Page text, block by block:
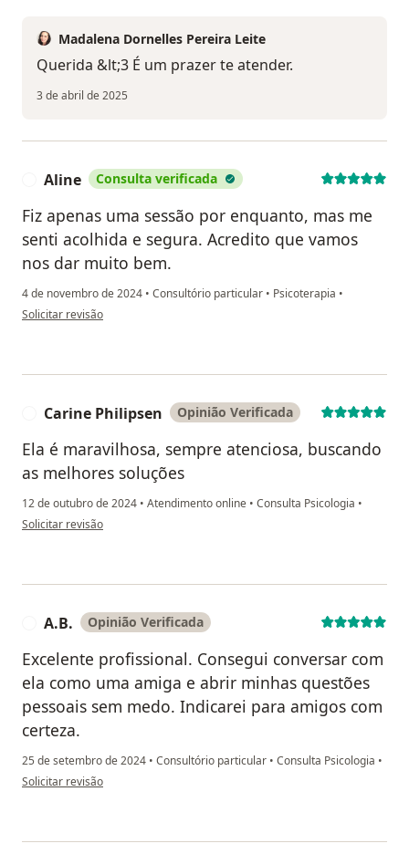
Madalena Dornelles Pereira Leite
Querida &lt;3 É um prazer te atender.
3 de abril de 2025
Aline Consulta verificada
Fiz apenas uma sessão por enquanto, mas me
senti acolhida e segura. Acredito que vamos
nos dar muito bem.
4 de novembro de 2024 • Consultório particular • Psicoterapia •
na opinião do utilizador Aline
Solicitar revisão
Carine Philipsen Opinião Verificada
Ela é maravilhosa, sempre atenciosa, buscando
as melhores soluções
12 de outubro de 2024 • Atendimento online • Consulta Psicologia •
na opinião do utilizador Carine Philipsen
Solicitar revisão
A.B. Opinião Verificada
Excelente profissional. Consegui conversar com
ela como uma amiga e abrir minhas questões
pessoais sem medo. Indicarei para amigos com
certeza.
25 de setembro de 2024 • Consultório particular • Consulta Psicologia •
na opinião do utilizador A.B.
Solicitar revisão